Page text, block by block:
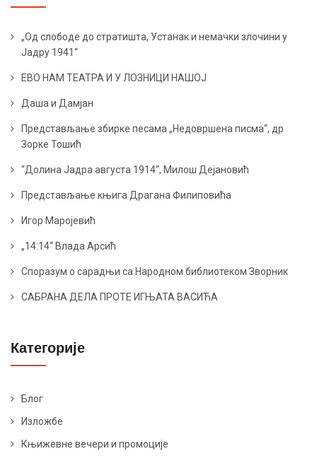
„Од слободе до стратишта, Устанак и немачки злочини у
Јадру 1941“
ЕВО НАМ ТЕАТРА И У ЛОЗНИЦИ НАШОЈ
Даша и Дамјан
Представљање збирке песама „Недовршена писма“, др
Зорке Тошић
“Долина Јадра августа 1914“, Милош Дејановић
Представљање књига Драгана Филиповића
Игор Маројевић
„14:14“ Влада Арсић
Споразум о сарадњи са Народном библиотеком Зворник
САБРАНА ДЕЛА ПРОТЕ ИГЊАТА ВАСИЋА
Категорије
Блог
Изложбе
Књижевне вечери и промоције